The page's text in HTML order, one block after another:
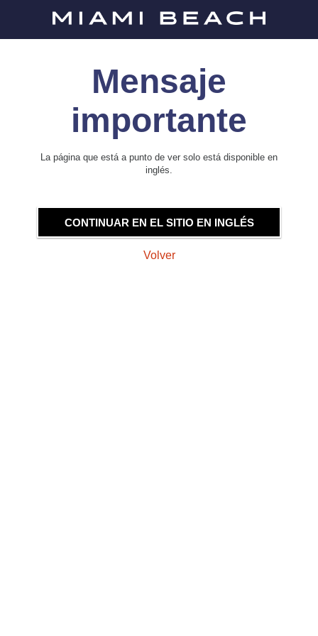
Mensaje
importante
La página que está a punto de ver solo está disponible en
inglés.
CONTINUAR EN EL SITIO EN INGLÉS
Volver